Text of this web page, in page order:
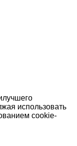
использовать
cookie-